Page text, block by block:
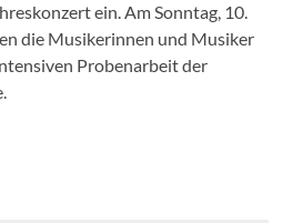
ein. Am Sonntag, 10.
die Musikerinnen und Musiker
Probenarbeit der